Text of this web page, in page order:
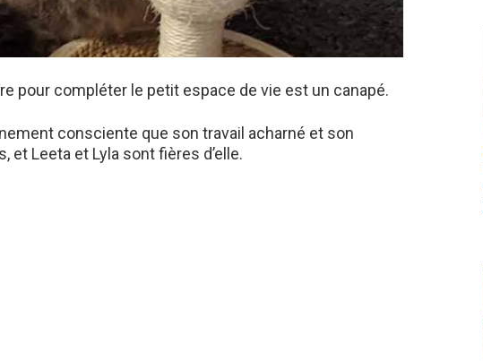
pour compléter le petit espace de vie est un canapé.
consciente que son travail acharné et son
et Leeta et Lyla sont fières d’elle.